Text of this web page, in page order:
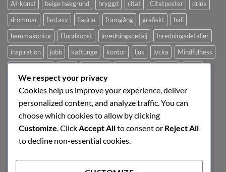
AI-konst beige bakgrund bryggd citat Citatposter
drink
drömmar
fantasy fjädrar framgång grafiskt
hall
hemmakontor
Hundkonst inredningsdetalj
Inredningsdetaljer
inspiration
jobb kattunge kontor ljus lycka
Mindfulness
retro rosa sovrum
tavelvägg
Tavlor text Texttavla typografi
ungdomsrum
vardagsrum
vintage vit Väggdekor
We respect your privacy
Cookies help us improve your experience, deliver
personalized content, and analyze traffic. You can
choose which cookies to allow by clicking
Customize. ClickAccept Allto consent or Reject All
to decline non-essential cookies.